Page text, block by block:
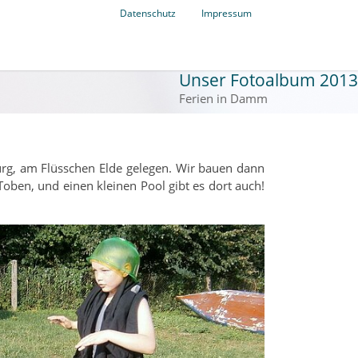
Datenschutz Impressum
Unser Fotoalbum 2013
Ferien in Damm
am Flüsschen Elde gelegen. Wir bauen dann
und einen kleinen Pool gibt es dort auch!